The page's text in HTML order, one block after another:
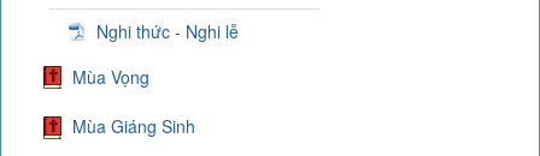
Nghi thức - Nghi lễ
Mùa Vọng
Mùa Giáng Sinh